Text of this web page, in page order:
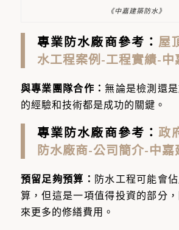
《中嘉建築防水》
專業防水廠商參考： 屋
水工程案例-工程實績-中
與專業團隊合作：無論是檢測還
的經驗和技術都是成功的關鍵。
專業防水廠商參考：政
防水廠商-公司簡介-中嘉
預留足夠預算： 防水工程可能會
算，但這是一項值得投資的部分
來更多的修繕費用。